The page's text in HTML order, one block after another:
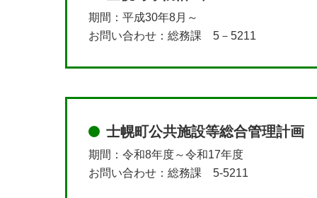
期間：平成30年8月～
お問い合わせ：総務課 5－5211
士幌町公共施設等総合管理計画
期間：令和8年度～令和17年度
お問い合わせ：総務課 5-5211